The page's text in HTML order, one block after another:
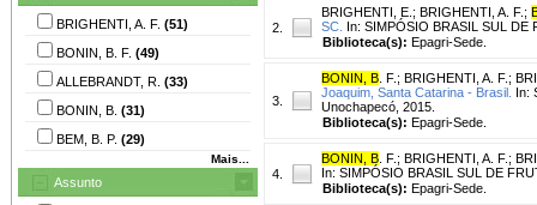
BRIGHENTI, A. F. (51)
BONIN, B. F. (49)
ALLEBRANDT, R. (33)
BONIN, B. (31)
BEM, B. P. (29)
Mais...
Assunto
2.
BRIGHENTI, E. ; BRIGHENTI, A. F. ;
SC. In: SIMPÓSIO BRASIL SUL
Biblioteca(s): Epagri-Sede.
3.
BONIN, B . F. ; BRIGHENTI, A. F. ;
Joaquim, Santa Catarina - Brasil. In:
Unochapecó, 2015.
Biblioteca(s): Epagri-Sede.
4.
BONIN, B . F. ; BRIGHENTI, A. F. ;
In: SIMPÓSIO BRASIL SUL DE
Biblioteca(s): Epagri-Sede.